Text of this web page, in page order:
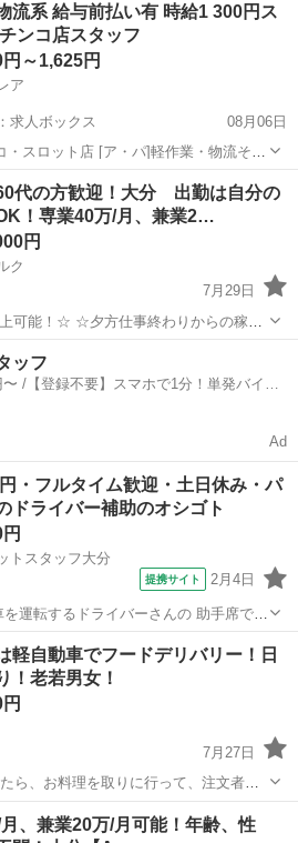
その場で自由に決められます♪
流系 給与前払い有 時給1 300円ス
ンコ店スタッフ
～1,625円
ア
求人ボックス
08月06日
・スロット店 [ア・パ]軽作業・物流その
ート <給与> [ア・パ]時給1,200円～
15,000円(1日辺りの上限は500円/日)...
代の方歓迎！大分 出勤は自分の
！専業40万/月、兼業2…
円
ク
7月29日
可能！☆ ☆夕方仕事終わりからの稼
上可能！☆ ☆雇われない働き方、自由な
】で始めましょう！☆ 個人事業
ッフ
〜 /【登録不要】スマホで1分！単発バイト
Ad
・フルタイム歓迎・土日休み・パ
ドライバー補助のオシゴト
トスタッフ大分
提携サイト 2月4日
補助のオシゴトです(^^♪ 実際にゴ
で 免許がなくても大丈夫です◎ 家庭
軽自動車でフードデリバリー！日
！老若男女！
7月27日
ら、お料理を取りに行って、注文者に
取り扱いは有りません。 勤務時間は11
・日給保証¥8000(10件まで)+インセン
1件
、兼業20万/月可能！年齢、性